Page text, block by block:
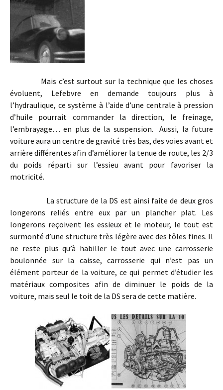
Mais c’est surtout sur la technique que les choses
évoluent, Lefebvre en demande toujours plus à
l’hydraulique, ce système à l’aide d’une centrale à pression
d’huile pourrait commander la direction, le freinage,
l’embrayage… en plus de la suspension. Aussi, la future
voiture aura un centre de gravité très bas, des voies avant et
arrière différentes afin d’améliorer la tenue de route, les 2/3
du poids réparti sur l’essieu avant pour favoriser la
motricité.
La structure de la DS est ainsi faite de deux gros
longerons reliés entre eux par un plancher plat. Les
longerons reçoivent les essieux et le moteur, le tout est
surmonté d’une structure très légère avec des tôles fines. Il
ne reste plus qu’à habiller le tout avec une carrosserie
boulonnée sur la caisse, carrosserie qui n’est pas un
élément porteur de la voiture, ce qui permet d’étudier les
matériaux composites afin de diminuer le poids de la
voiture, mais seul le toit de la DS sera de cette matière.